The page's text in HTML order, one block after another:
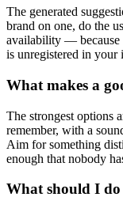
The generated
brand on one, do the
availability — because
is unregistered in your
What makes a
The strongest options
remember, with a
Aim for something
enough that nobody
What should I